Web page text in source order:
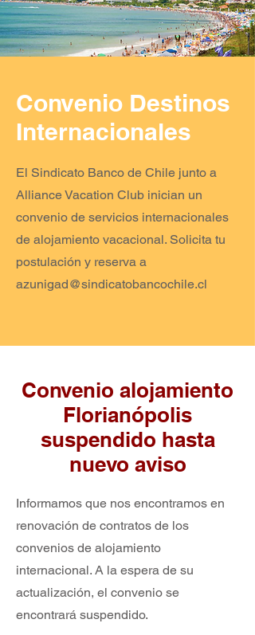
Convenio Destinos
Internacionales
El Sindicato Banco de Chile junto a
Alliance Vacation Club inician un
convenio de servicios internacionales
de alojamiento vacacional. Solicita tu
postulación y reserva a
azunigad@sindicatobancochile.cl
Convenio alojamiento
Florianópolis
suspendido hasta
nuevo aviso
Informamos que nos encontramos en
renovación de contratos de los
convenios de alojamiento
internacional. A la espera de su
actualización, el convenio se
encontrará suspendido.